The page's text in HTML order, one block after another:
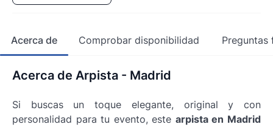
Acerca de Comprobar disponibilidad Preguntas
Acerca de Arpista - Madrid
Si buscas un toque elegante, original y con
personalidad para tu evento, este arpista en Madrid